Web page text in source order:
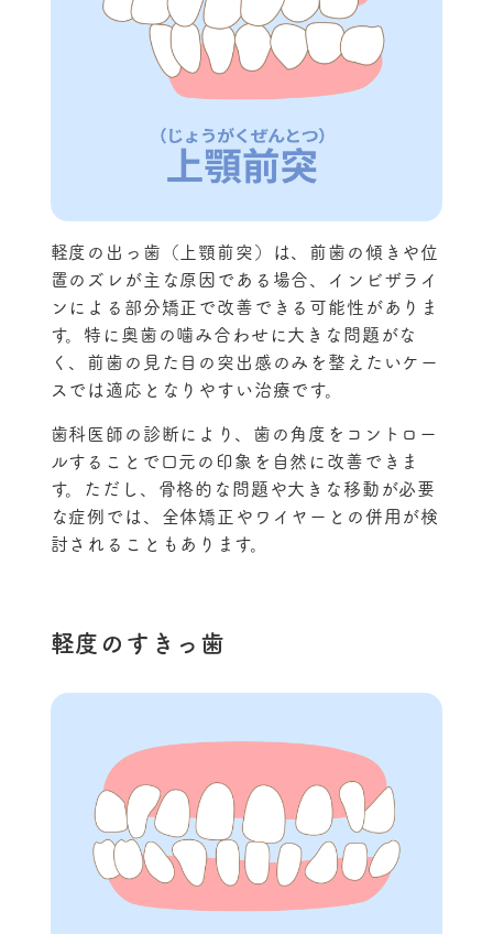
軽度の出っ歯（上顎前突）は、前歯の傾きや位
置のズレが主な原因である場合、インビザライ
ンによる部分矯正で改善できる可能性がありま
す。特に奥歯の噛み合わせに大きな問題がな
く、前歯の見た目の突出感のみを整えたいケー
スでは適応となりやすい治療です。
歯科医師の診断により、歯の角度をコントロー
ルすることで口元の印象を自然に改善できま
す。ただし、骨格的な問題や大きな移動が必要
な症例では、全体矯正やワイヤーとの併用が検
討されることもあります。
軽度のすきっ歯